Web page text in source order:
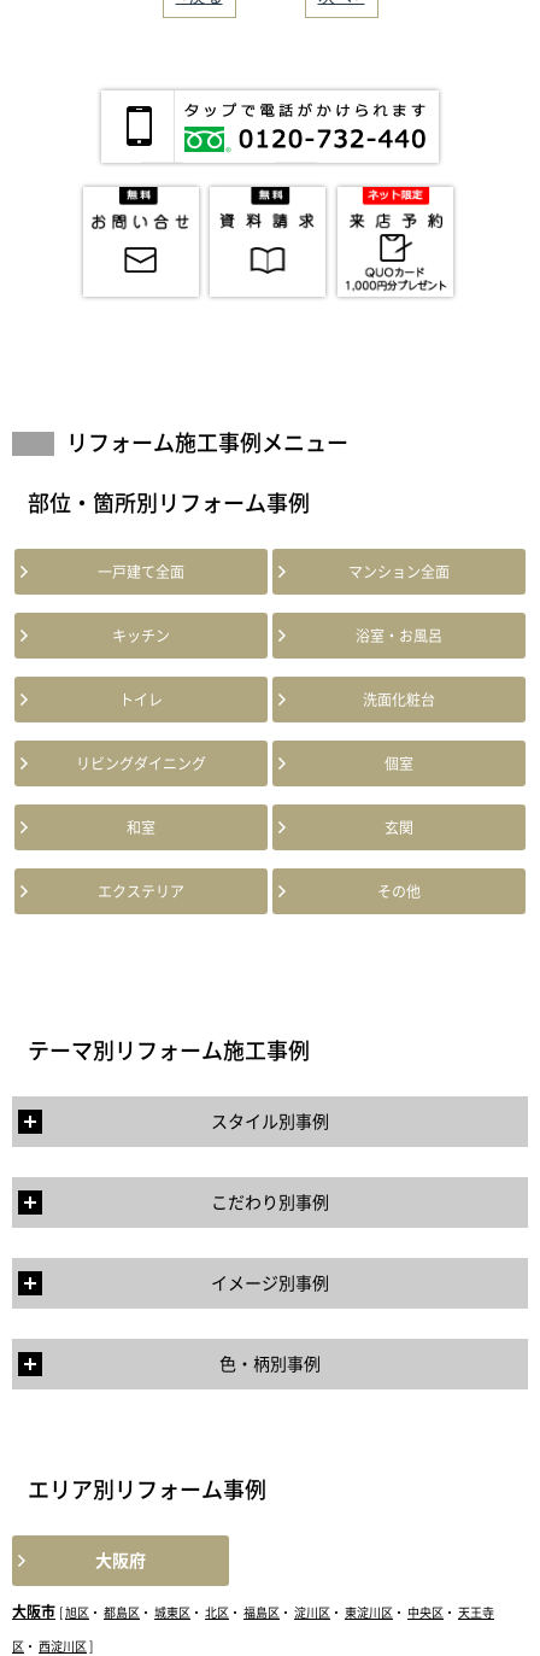
リフォーム施工事例メニュー
部位・箇所別リフォーム事例
一戸建て全面 マンション全面
キッチン 浴室・お風呂
トイレ 洗面化粧台
リビングダイニング 個室
和室 玄関
エクステリア その他
テーマ別リフォーム施工事例
スタイル別事例
こだわり別事例
イメージ別事例
色・柄別事例
エリア別リフォーム事例
大阪府
大阪市 旭区 ・ 都島区 ・ 城東区 ・ 北区 ・ 福島区 ・ 淀川区 ・ 東淀川区 ・ 中央区 ・ 天王寺
区 ・ 西淀川区